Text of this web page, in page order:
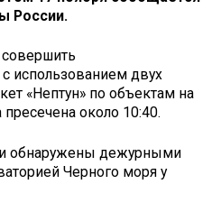
России.
совершить
с использованием двух
«Нептун» по объектам на
около 10:40.
обнаружены дежурными
Черного моря у